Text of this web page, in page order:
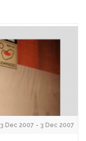
3 Dec 2007 - 3 Dec 2007